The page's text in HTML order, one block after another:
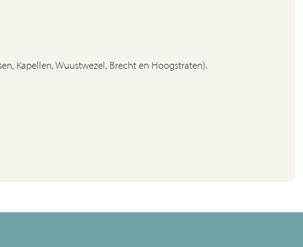
Kapellen, Wuustwezel, Brecht en Hoogstraten).